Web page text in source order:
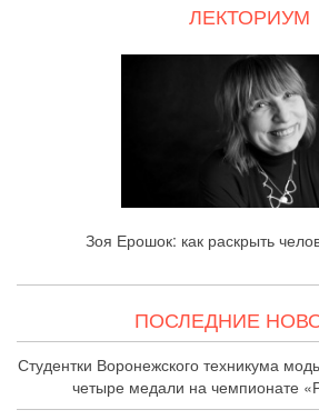
ЛЕКТОРИУМ
Зоя Ерошок: как раскрыть
ПОСЛЕДНИЕ
Студентки Воронежского техникума
четыре медали на чемпионате